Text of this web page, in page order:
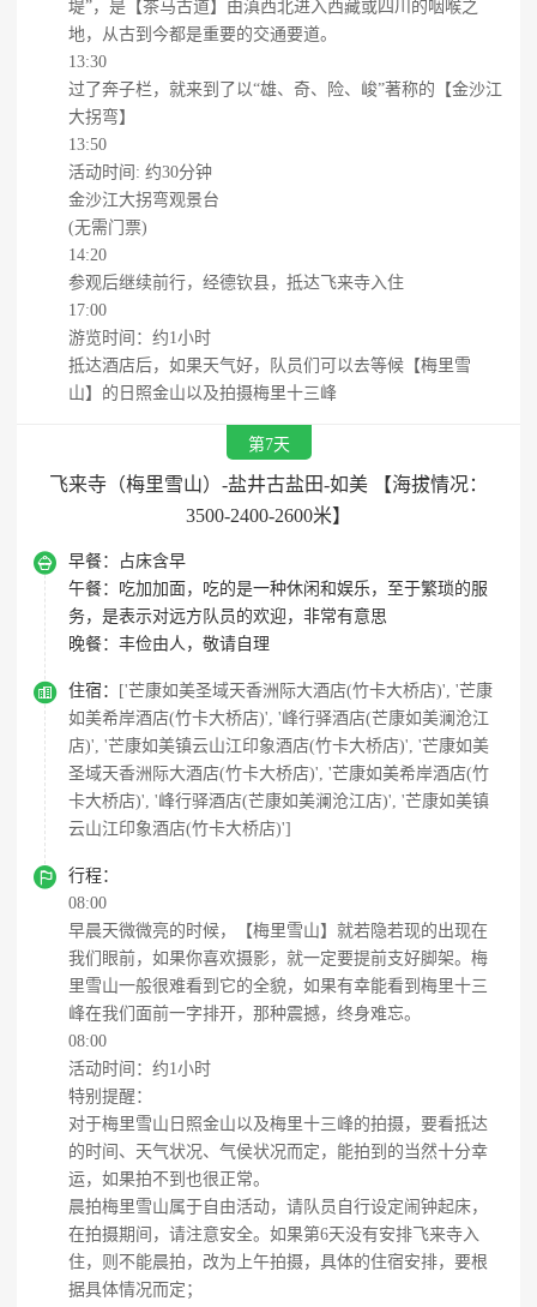
堤”，是【茶马古道】由滇西北进入西藏或四川的咽喉之
地，从古到今都是重要的交通要道。
13:30
过了奔子栏，就来到了以“雄、奇、险、峻”著称的【金沙江
大拐弯】
13:50
活动时间: 约30分钟
金沙江大拐弯观景台
(无需门票)
14:20
参观后继续前行，经德钦县，抵达飞来寺入住
17:00
游览时间：约1小时
抵达酒店后，如果天气好，队员们可以去等候【梅里雪
山】的日照金山以及拍摄梅里十三峰
第7天
飞来寺（梅里雪山）-盐井古盐田-如美 【海拔情况：
3500-2400-2600米】
 早餐：
占床含早
午餐： 吃加加面，吃的是一种休闲和娱乐，至于繁琐的服
务，是表示对远方队员的欢迎，非常有意思
晚餐： 丰俭由人，敬请自理
 住宿：
['芒康如美圣域天香洲际大酒店(竹卡大桥店)', '芒康
如美希岸酒店(竹卡大桥店)', '峰行驿酒店(芒康如美澜沧江
店)', '芒康如美镇云山江印象酒店(竹卡大桥店)', '芒康如美
圣域天香洲际大酒店(竹卡大桥店)', '芒康如美希岸酒店(竹
卡大桥店)', '峰行驿酒店(芒康如美澜沧江店)', '芒康如美镇
云山江印象酒店(竹卡大桥店)']

行程：
08:00
早晨天微微亮的时候，【梅里雪山】就若隐若现的出现在
我们眼前，如果你喜欢摄影，就一定要提前支好脚架。梅
里雪山一般很难看到它的全貌，如果有幸能看到梅里十三
峰在我们面前一字排开，那种震撼，终身难忘。
08:00
活动时间：约1小时
特别提醒：
对于梅里雪山日照金山以及梅里十三峰的拍摄，要看抵达
的时间、天气状况、气侯状况而定，能拍到的当然十分幸
运，如果拍不到也很正常。
晨拍梅里雪山属于自由活动，请队员自行设定闹钟起床，
在拍摄期间，请注意安全。如果第6天没有安排飞来寺入
住，则不能晨拍，改为上午拍摄，具体的住宿安排，要根
据具体情况而定；